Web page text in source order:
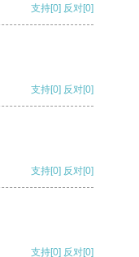
支持[0] 反对[0]
支持[0] 反对[0]
支持[0] 反对[0]
支持[0] 反对[0]